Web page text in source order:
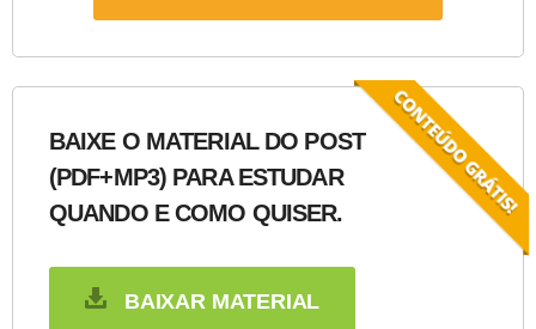
BAIXE O MATERIAL DO POST
(PDF+MP3) PARA ESTUDAR
QUANDO E COMO QUISER.
BAIXAR MATERIAL